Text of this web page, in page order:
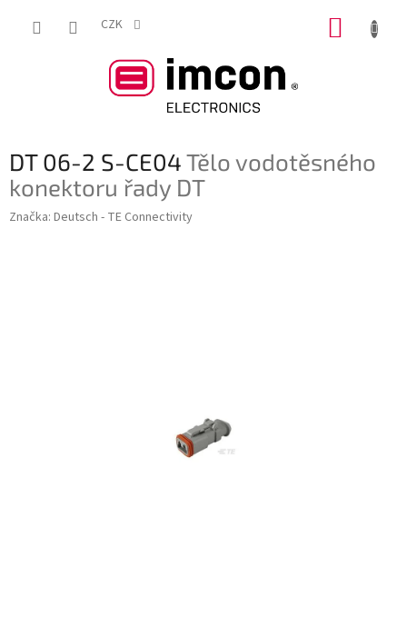
CZK
DT 06-2 S-CE04Tělo vodotěsného
konektoru řady DT
Značka: Deutsch - TE Connectivity